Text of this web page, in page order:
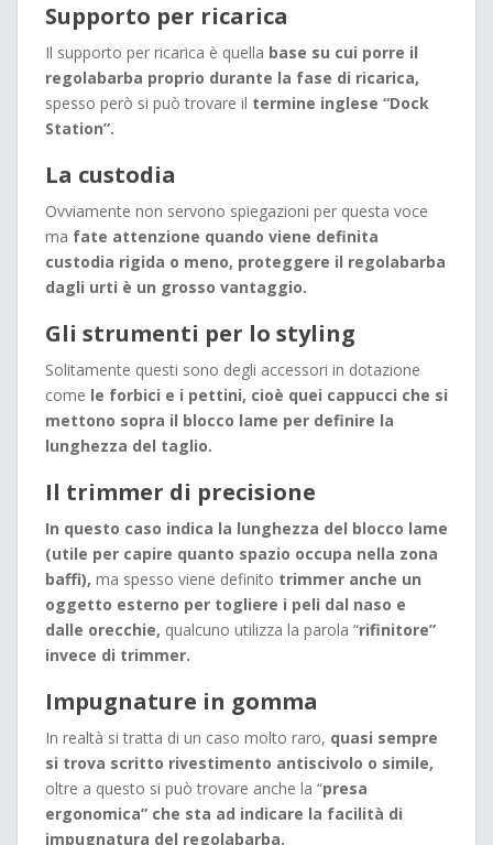
Supporto per ricarica
Il supporto per ricarica è quella base su cui porre il
regolabarba proprio durante la fase di ricarica,
spesso però si può trovare il termine inglese “Dock
Station”.
La custodia
Ovviamente non servono spiegazioni per questa voce
ma fate attenzione quando viene definita
custodia rigida o meno, proteggere il regolabarba
dagli urti è un grosso vantaggio.
Gli strumenti per lo styling
Solitamente questi sono degli accessori in dotazione
come le forbici e i pettini, cioè quei cappucci che si
mettono sopra il blocco lame per definire la
lunghezza del taglio.
Il trimmer di precisione
In questo caso indica la lunghezza del blocco lame
(utile per capire quanto spazio occupa nella zona
baffi), ma spesso viene definito trimmer anche un
oggetto esterno per togliere i peli dal naso e
dalle orecchie, qualcuno utilizza la parola “rifinitore”
invece di trimmer.
Impugnature in gomma
In realtà si tratta di un caso molto raro, quasi sempre
si trova scritto rivestimento antiscivolo o simile,
oltre a questo si può trovare anche la “presa
ergonomica” che sta ad indicare la facilità di
impugnatura del regolabarba.